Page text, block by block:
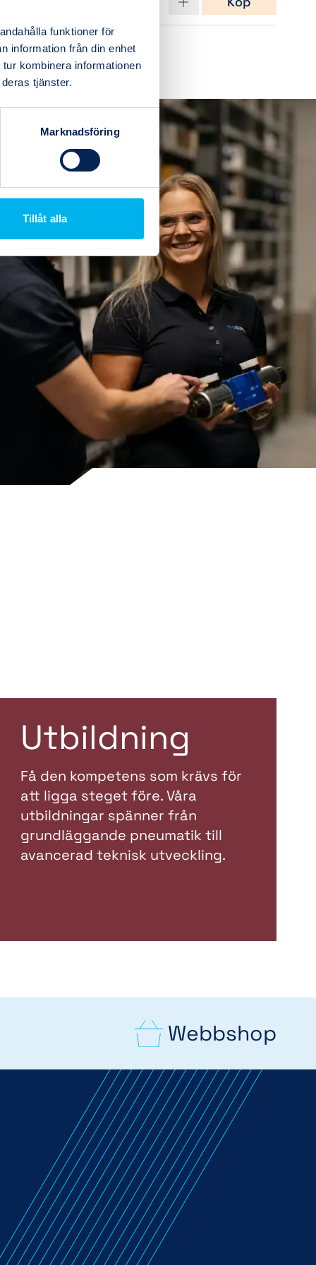
funktioner för
information från din enhet
kombinera informationen
tjänster.
Marknadsföring
Tillåt alla
(9)
(19)
Utbildning
Få den kompetens som krävs för
att ligga steget före. Våra
utbildningar spänner från
grundläggande pneumatik till
avancerad teknisk utveckling.
Webbshop